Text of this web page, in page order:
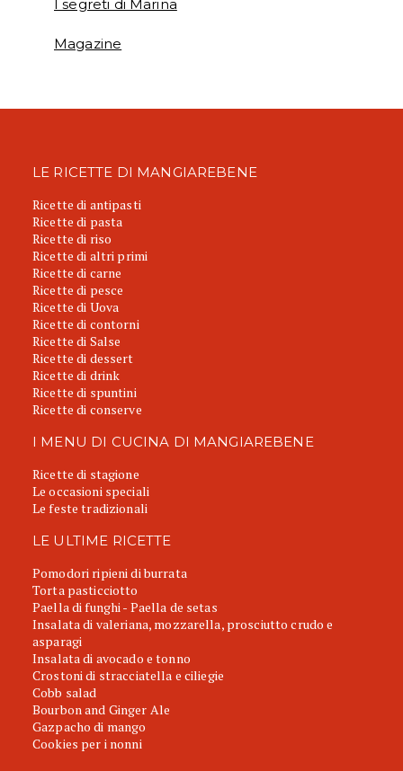
I segreti di Marina
Magazine
LE RICETTE DI MANGIAREBENE
Ricette di antipasti
Ricette di pasta
Ricette di riso
Ricette di altri primi
Ricette di carne
Ricette di pesce
Ricette di Uova
Ricette di contorni
Ricette di Salse
Ricette di dessert
Ricette di drink
Ricette di spuntini
Ricette di conserve
I MENU DI CUCINA DI MANGIAREBENE
Ricette di stagione
Le occasioni speciali
Le feste tradizionali
LE ULTIME RICETTE
Pomodori ripieni di burrata
Torta pasticciotto
Paella di funghi - Paella de setas
Insalata di valeriana, mozzarella, prosciutto crudo e
asparagi
Insalata di avocado e tonno
Crostoni di stracciatella e ciliegie
Cobb salad
Bourbon and Ginger Ale
Gazpacho di mango
Cookies per i nonni